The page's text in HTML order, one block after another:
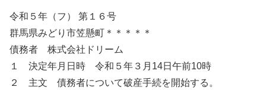
令和５年（フ） 第１６号
群馬県みどり市笠懸町＊＊＊＊＊
債務者 株式会社ドリーム
１ 決定年月日時 令和５年３月14日午前10時
２ 主文 債務者について破産手続を開始する。